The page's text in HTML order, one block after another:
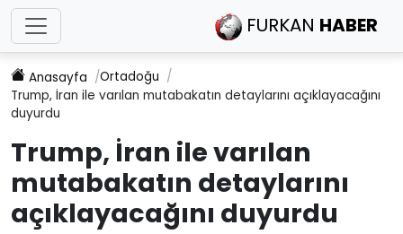
FURKAN HABER
Anasayfa
Ortadoğu
Trump, İran ile varılan mutabakatın detaylarını açıklayacağını
duyurdu
Trump, İran ile varılan
mutabakatın detaylarını
açıklayacağını duyurdu